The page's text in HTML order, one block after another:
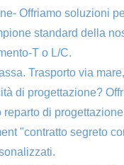
Offriamo soluzioni
standard della
T o L/C.
Trasporto via
di progettazione?
di
"contratto segreto